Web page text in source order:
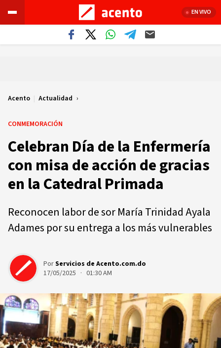
EN VIVO
Acento | Actualidad
CONMEMORACIÓN
Celebran Día de la Enfermería
con misa de acción de gracias
en la Catedral Primada
Reconocen labor de sor María Trinidad Ayala
Adames por su entrega a los más vulnerables
PorServicios de Acento.com.do
17/05/2025 · 01:30 AM